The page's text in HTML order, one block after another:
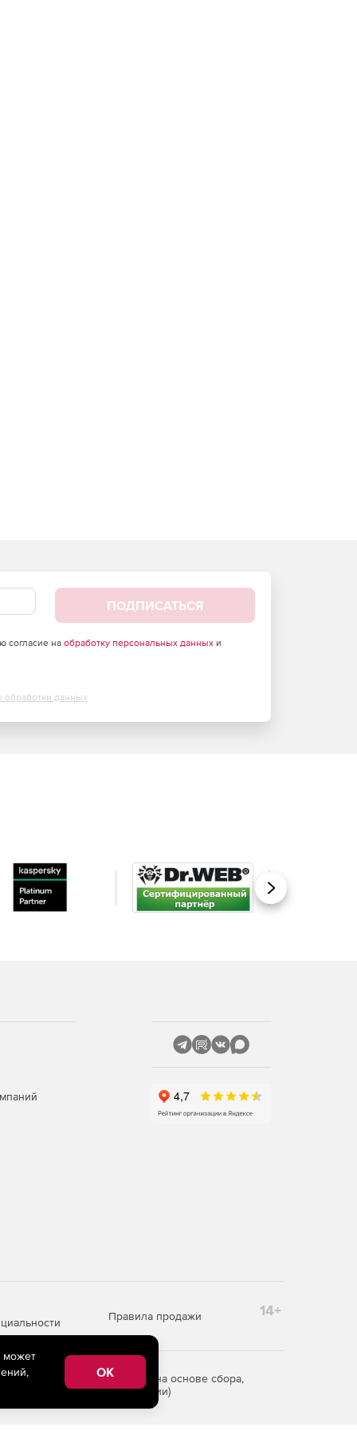
ПОДПИСАТЬСЯ
согласие на обработку персональных данныхи
обработки данных
Вперед
Правила продажи 14+
информации на основе сбора,
Российской Федерации)
может
OK